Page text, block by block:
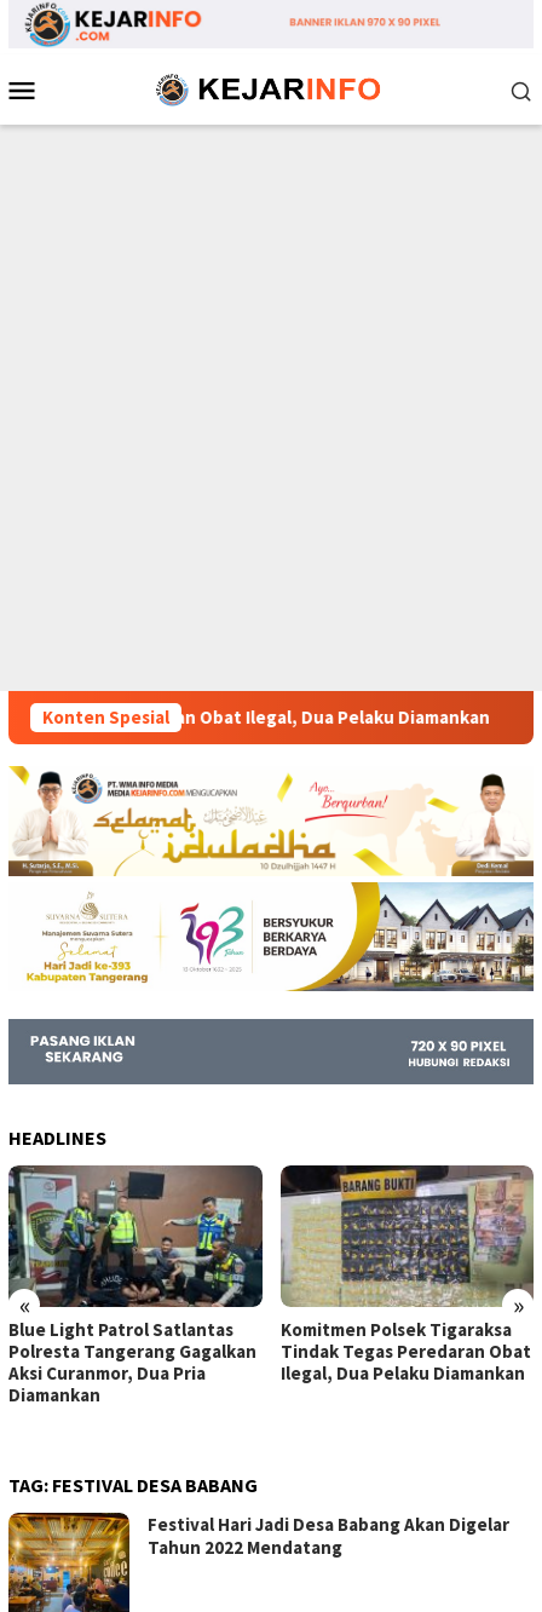
Loncat
Mobile
Konten Spesial
Dua Pelaku Diamankan Perkuat Pelatihan Vokasi
HEADLINES
« »
Blue Light Patrol Satlantas
Polresta Tangerang Gagalkan
Aksi Curanmor, Dua Pria
Diamankan
Komitmen Polsek Tigaraksa
Tindak Tegas Peredaran Obat
Ilegal, Dua Pelaku Diamankan
TAG: FESTIVAL DESA BABANG
Festival Hari Jadi Desa Babang Akan Digelar
Tahun 2022 Mendatang